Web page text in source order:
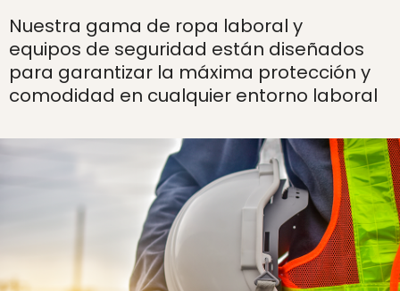
Nuestra gama de ropa laboral y
equipos de seguridad están diseñados
para garantizar la máxima protección y
comodidad en cualquier entorno laboral